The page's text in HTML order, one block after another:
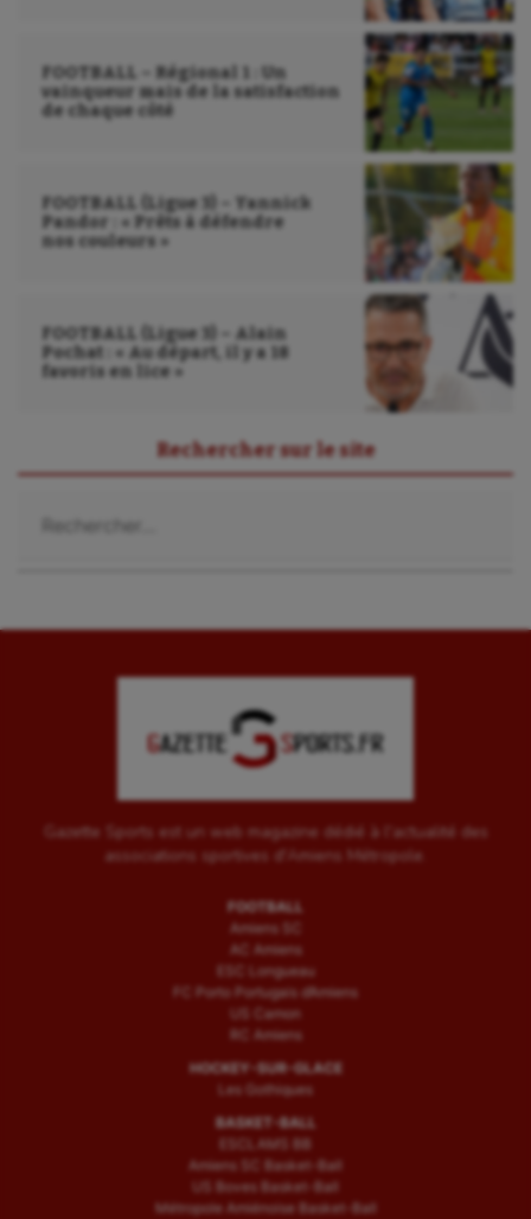
FOOTBALL – Régional 1 : Un
vainqueur mais de la satisfaction
de chaque côté
FOOTBALL (Ligue 3) – Yannick
Pandor : « Prêts à défendre
nos couleurs »
FOOTBALL (Ligue 3) – Alain
Pochat : « Au départ, il y a 18
favoris en lice »
Rechercher sur le site
Gazette Sports est un web magazine dédié à l'actualité des
associations sportives d'Amiens Métropole.
FOOTBALL
Amiens SC
AC Amiens
ESC Longueau
FC Porto Portugais d’Amiens
US Camon
RC Amiens
HOCKEY-SUR-GLACE
Les Gothiques
BASKET-BALL
ESCLAMS BB
Amiens SC Basket-Ball
US Boves Basket-Ball
Métropole Amiénoise Basket-Ball